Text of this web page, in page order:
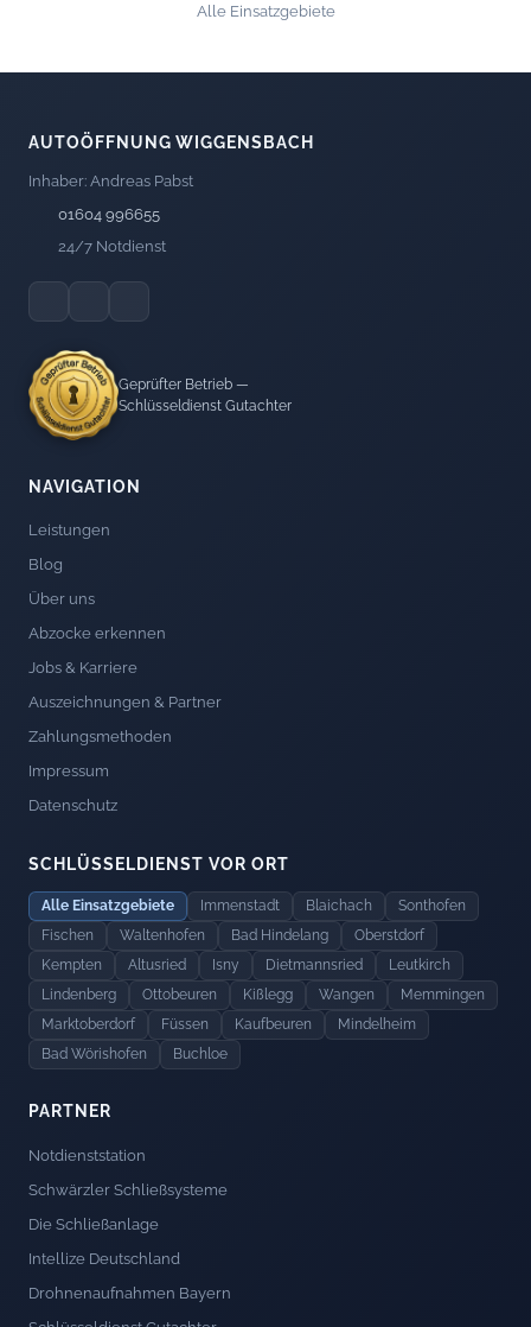
Alle Einsatzgebiete
AUTOÖFFNUNG WIGGENSBACH
Inhaber: Andreas Pabst
01604 996655
24/7 Notdienst
Geprüfter Betrieb —
Schlüsseldienst Gutachter
NAVIGATION
Leistungen
Blog
Über uns
Abzocke erkennen
Jobs & Karriere
Auszeichnungen & Partner
Zahlungsmethoden
Impressum
Datenschutz
SCHLÜSSELDIENST VOR ORT
Alle Einsatzgebiete Immenstadt Blaichach
Sonthofen
Fischen
Waltenhofen Bad Hindelang
Oberstdorf
Kempten
Altusried Isny Dietmannsried
Leutkirch
Lindenberg
Ottobeuren Kißlegg Wangen
Memmingen
Marktoberdorf
Füssen Kaufbeuren
Mindelheim
Bad Wörishofen
Buchloe
PARTNER
Notdienststation
Schwärzler Schließsysteme
Die Schließanlage
Intellize Deutschland
Drohnenaufnahmen Bayern